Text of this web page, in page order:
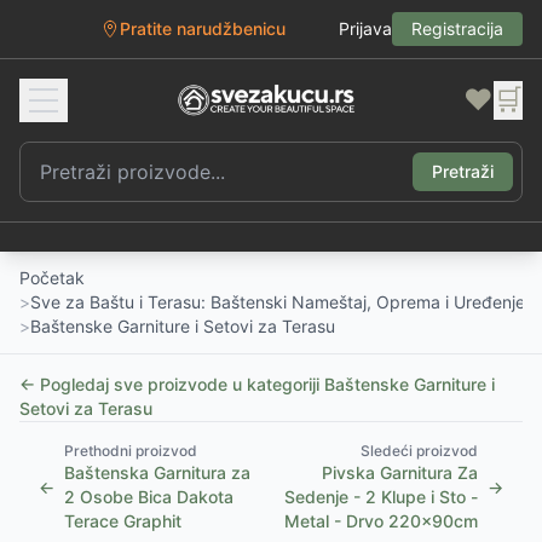
Pratite narudžbenicu Prijava Registracija
❤️ 🛒
Pretraži
Početak
>Sve za Baštu i Terasu: Baštenski Nameštaj, Oprema i Uređenje
>Baštenske Garniture i Setovi za Terasu
← Pogledaj sve proizvode u kategoriji Baštenske Garniture i
Setovi za Terasu
←
Prethodni proizvod
Baštenska Garnitura za
2 Osobe Bica Dakota
Terace Graphit
Sledeći proizvod
Pivska Garnitura Za
Sedenje - 2 Klupe i Sto -
Metal - Drvo 220x90cm
→